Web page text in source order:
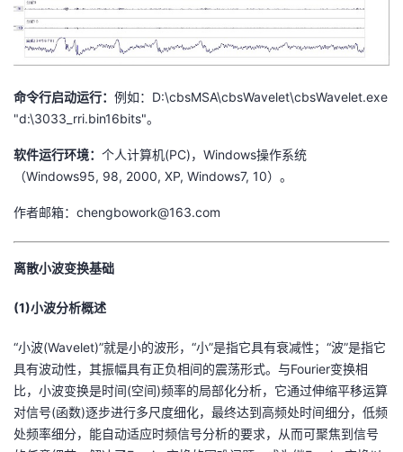
命令行启动运行： 例如：D:\cbsMSA\cbsWavelet\cbsWavelet.exe
"d:\3033_rri.bin16bits"。
软件运行环境： 个人计算机(PC)，Windows操作系统
（Windows95, 98, 2000, XP, Windows7, 10）。
作者邮箱：chengbowork@163.com
离散小波变换基础
(1)小波分析概述
“小波(Wavelet)”就是小的波形，“小”是指它具有衰减性；“波”是指它
具有波动性，其振幅具有正负相间的震荡形式。与Fourier变换相
比，小波变换是时间(空间)频率的局部化分析，它通过伸缩平移运算
对信号(函数)逐步进行多尺度细化，最终达到高频处时间细分，低频
处频率细分，能自动适应时频信号分析的要求，从而可聚焦到信号